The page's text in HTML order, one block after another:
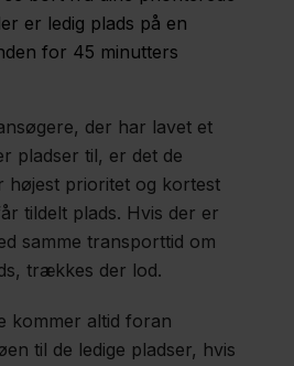
er ledig plads på en
for 45 minutters
der har lavet et
pladser til, er det de
højest prioritet og kortest
tildelt plads. Hvis der er
samme transporttid om
trækkes der lod.
kommer altid foran
til de ledige pladser, hvis